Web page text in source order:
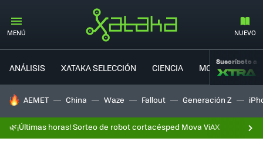
MENÚ NUEVO
ANÁLISIS XATAKA SELECCIÓN CIENCIA MOVILIDAD
Suscríbete a
HOY SE HABLA DE
AEMET China Waze Fallout Generación Z
🌿¡Últimas horas! Sorteo de robot cortacésped Mova ViAX